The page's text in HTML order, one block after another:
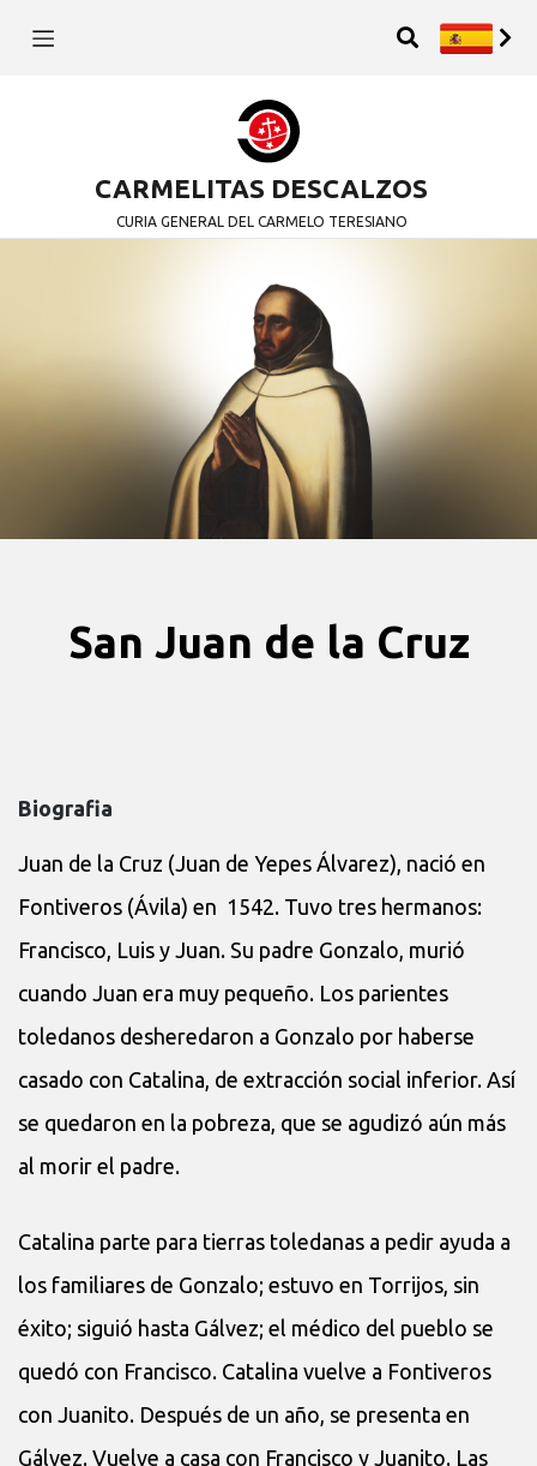
CARMELITAS DESCALZOS
CURIA GENERAL DEL CARMELO TERESIANO
San Juan de la Cruz
Biografia
Juan de la Cruz (Juan de Yepes Álvarez), nació en
Fontiveros (Ávila) en 1542. Tuvo tres hermanos:
Francisco, Luis y Juan. Su padre Gonzalo, murió
cuando Juan era muy pequeño. Los parientes
toledanos desheredaron a Gonzalo por haberse
casado con Catalina, de extracción social inferior. Así
se quedaron en la pobreza, que se agudizó aún más
al morir el padre.
Catalina parte para tierras toledanas a pedir ayuda a
los familiares de Gonzalo; estuvo en Torrijos, sin
éxito; siguió hasta Gálvez; el médico del pueblo se
quedó con Francisco. Catalina vuelve a Fontiveros
con Juanito. Después de un año, se presenta en
Gálvez. Vuelve a casa con Francisco y Juanito. Las